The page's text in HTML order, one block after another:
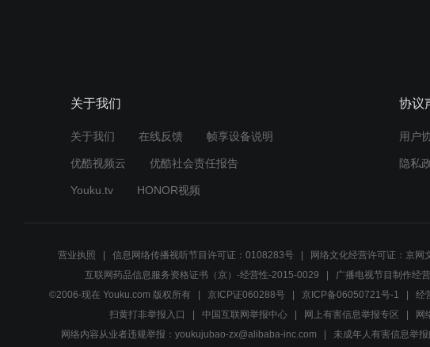
关于我们
关于我们 在线反馈 帧享设备说明
优酷视频云 优酷社会责任报告
Youku.tv HONOR视频
协议
用户
隐私
营业执照 信息网络传播视听节目许可证：0108283号 网络文化经营许可证：京
互联网药品信息服务资格证书（京）-经营性-2015-0029
广播电视节目制作经
©2006-现在 Youku.com 版权所有
京ICP证060288号 京ICP备06050721号-1 经
扫黄打非举报入口
中国互联网举报中心 网上有害信息举报专区 网
网络内容从业者违规举报：youkujubao-zx@alibaba-inc.com
未成年人有害信息举